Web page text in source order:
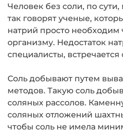
Человек без соли, по
так говорят ученые,
натрий просто необходим
организму. Недостаток
специалисты, встречается
Соль добывают путем
методов. Такую соль
соляных рассолов.
соляных отложений
чтобы соль не имела